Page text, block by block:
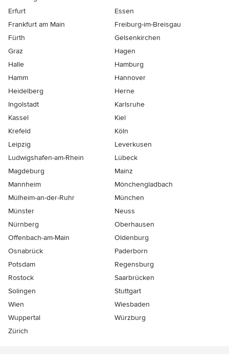
Erfurt
Essen
Frankfurt am Main
Freiburg-im-Breisgau
Fürth
Gelsenkirchen
Graz
Hagen
Halle
Hamburg
Hamm
Hannover
Heidelberg
Herne
Ingolstadt
Karlsruhe
Kassel
Kiel
Krefeld
Köln
Leipzig
Leverkusen
Ludwigshafen-am-Rhein
Lübeck
Magdeburg
Mainz
Mannheim
Mönchen­gladbach
Mülheim-an-der-Ruhr
München
Münster
Neuss
Nürnberg
Oberhausen
Offenbach-am-Main
Oldenburg
Osnabrück
Paderborn
Potsdam
Regensburg
Rostock
Saarbrücken
Solingen
Stuttgart
Wien
Wiesbaden
Wuppertal
Würzburg
Zürich